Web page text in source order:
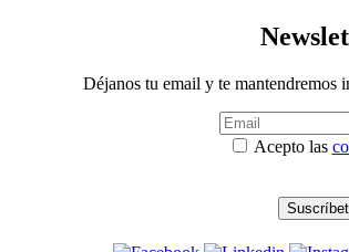
Déjanos tu email y te mantendremos
Acepto las